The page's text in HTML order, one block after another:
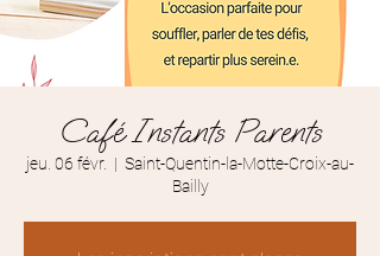
Café Instants Parents
jeu. 06 févr.
  |
Saint-Quentin-la-Motte-Croix-au-
Bailly